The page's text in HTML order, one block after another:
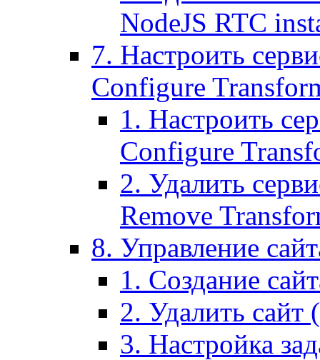
NodeJS RTC
7. Настроить
Configure
1. Настроить
Configure
2. Удалить
Remove
8. Управление
1. Создание
2. Удалить сайт
3. Настройка